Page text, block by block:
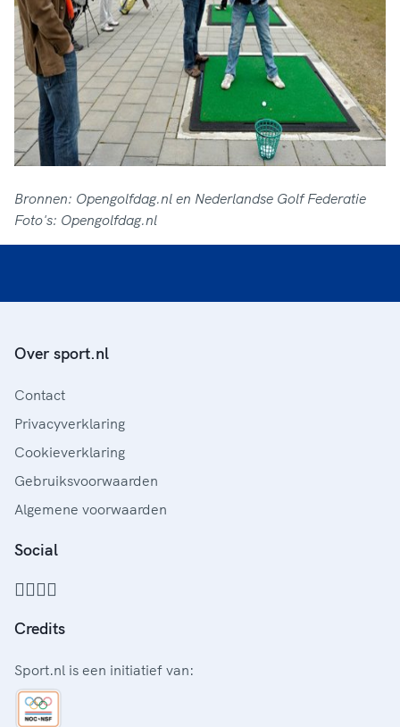
Bronnen: Opengolfdag.nl en Nederlandse Golf Federatie
Foto's: Opengolfdag.nl
Over sport.nl
Contact
Privacyverklaring
Cookieverklaring
Gebruiksvoorwaarden
Algemene voorwaarden
Social
Credits
Sport.nl is een initiatief van: